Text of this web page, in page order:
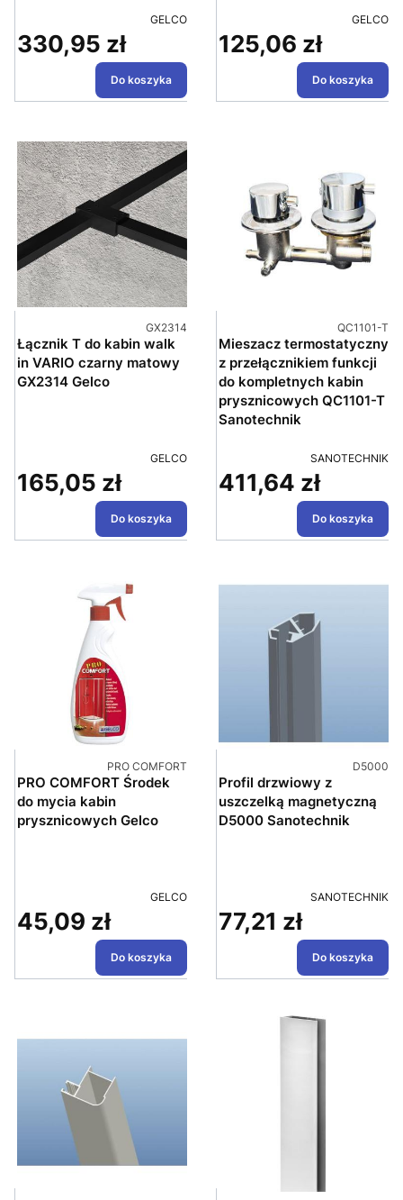
PRODUCENT
GELCO
Cena
330,95 zł
Do koszyka
GELCO
Cena
125,06 zł
Do koszyka
Kod produktu
GX2314
Łącznik T do kabin walk
in VARIO czarny matowy
GX2314 Gelco
PRODUCENT
GELCO
Cena
165,05 zł
Do koszyka
Kod produktu
QC1101-T
Mieszacz termostatyczny
z przełącznikiem funkcji
do kompletnych kabin
prysznicowych QC1101-T
Sanotechnik
PRODUCENT
SANOTECHNIK
Cena
411,64 zł
Do koszyka
Kod produktu
PRO COMFORT
PRO COMFORT Środek
do mycia kabin
prysznicowych Gelco
PRODUCENT
GELCO
Cena
45,09 zł
Do koszyka
Kod
D5000
Profil drzwiowy z
uszczelką magnetyczną
D5000 Sanotechnik
PRODUCENT
SANOTECHNIK
Cena
77,21 zł
Do koszyka